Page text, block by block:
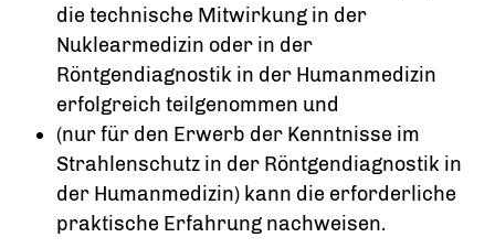
die technische Mitwirkung in der
Nuklearmedizin oder in der
Röntgendiagnostik in der Humanmedizin
erfolgreich teilgenommen und
(nur für den Erwerb der Kenntnisse im
Strahlenschutz in der Röntgendiagnostik in
der Humanmedizin) kann die erforderliche
praktische Erfahrung nachweisen.